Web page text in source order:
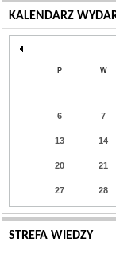
KALENDARZ
P W
6 7
13 14
20 21
27 28
STREFA WIEDZY